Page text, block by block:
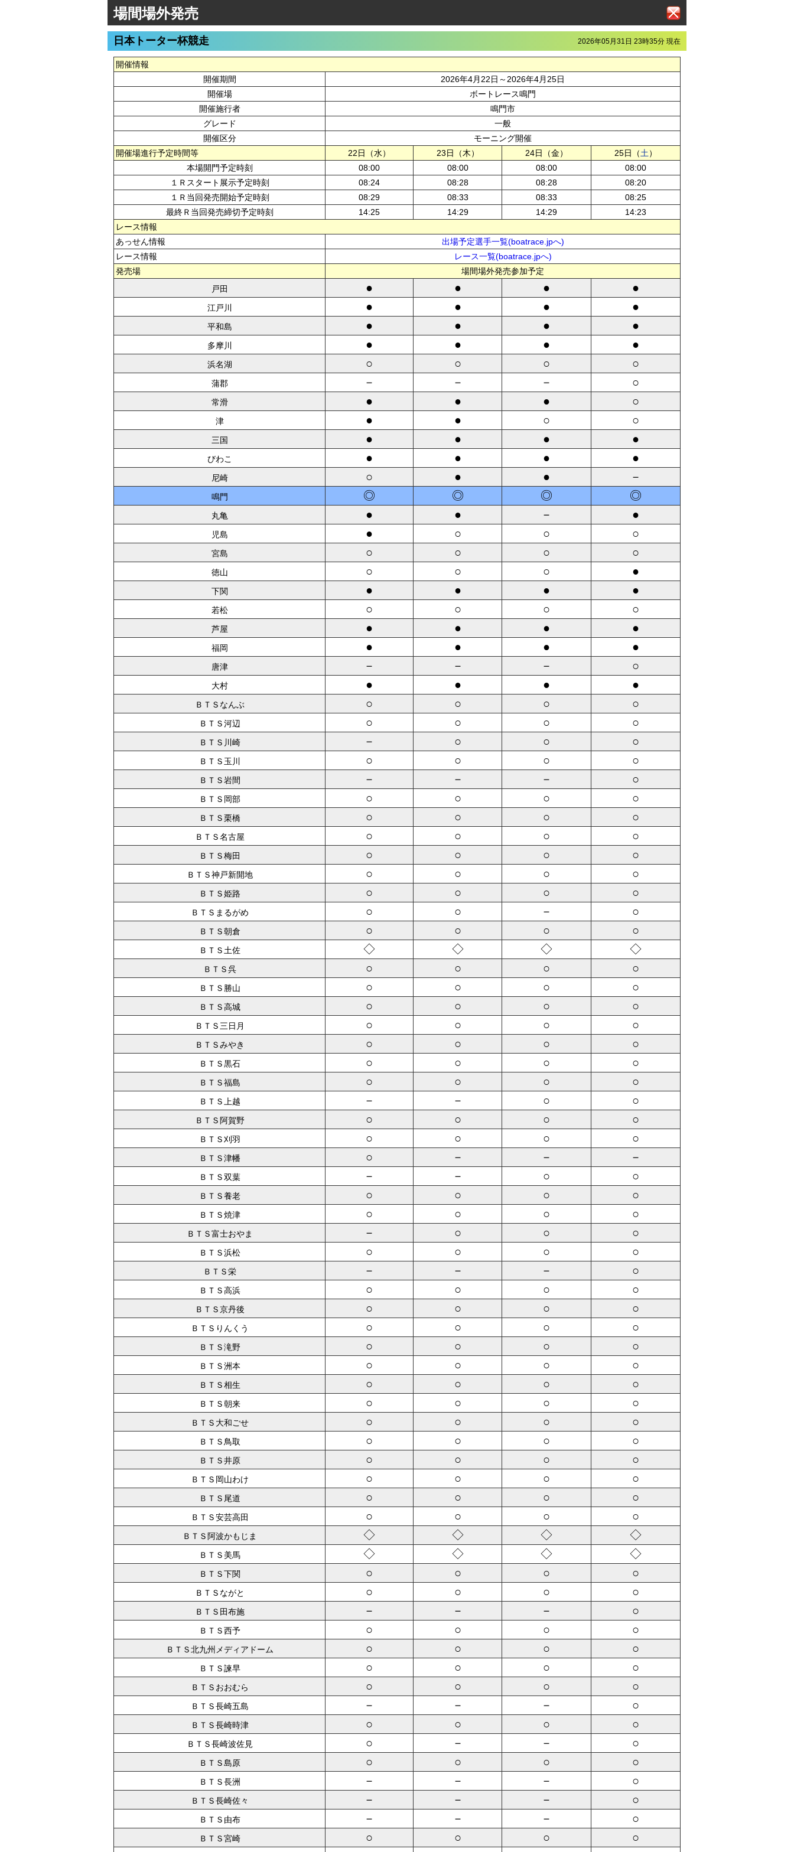
場間場外発売
2026年05月31日 23時35分 現在
日本トーター杯競走
開催情報
開催期間
2026年4月22日～2026年4月25日
開催場
ボートレース鳴門
開催施行者
鳴門市
グレード
一般
開催区分
モーニング開催
開催場進行予定時間等
22日（水） 23日（木） 24日（金） 25日（土）
本場開門予定時刻
08:00 08:00 08:00
08:00
１Ｒスタート展示予定時刻
08:24 08:28 08:28
08:20
１Ｒ当回発売開始予定時刻
08:29 08:33 08:33
08:25
最終Ｒ当回発売締切予定時刻
14:25 14:29 14:29
14:23
レース情報
あっせん情報
出場予定選手一覧(boatrace.jpへ)
レース情報
レース一覧(boatrace.jpへ)
発売場
場間場外発売参加予定
戸田
● ● ● ●
江戸川 ● ● ● ●
平和島 ● ● ● ●
多摩川 ● ● ● ●
浜名湖 ○ ○ ○ ○
蒲郡 － － － ○
常滑 ● ● ● ○
津 ● ● ○ ○
三国 ● ● ● ●
びわこ ● ● ● ●
尼崎 ○ ● ● －
鳴門 ◎ ◎ ◎ ◎
丸亀 ● ● － ●
児島 ● ○ ○ ○
宮島 ○ ○ ○ ○
徳山 ○ ○ ○ ●
下関 ● ● ● ●
若松 ○ ○ ○ ○
芦屋 ● ● ● ●
福岡 ● ● ● ●
唐津 － － － ○
大村 ● ● ● ●
ＢＴＳなんぶ ○ ○ ○ ○
ＢＴＳ河辺 ○ ○ ○ ○
ＢＴＳ川崎 － ○ ○ ○
ＢＴＳ玉川 ○ ○ ○ ○
ＢＴＳ岩間 － － － ○
ＢＴＳ岡部 ○ ○ ○ ○
ＢＴＳ栗橋 ○ ○ ○ ○
ＢＴＳ名古屋 ○ ○ ○ ○
ＢＴＳ梅田 ○ ○ ○ ○
ＢＴＳ神戸新開地 ○ ○ ○ ○
ＢＴＳ姫路 ○ ○ ○ ○
ＢＴＳまるがめ ○ ○ － ○
ＢＴＳ朝倉 ○ ○ ○ ○
ＢＴＳ土佐 ◇ ◇ ◇ ◇
ＢＴＳ呉 ○ ○ ○ ○
ＢＴＳ勝山 ○ ○ ○ ○
ＢＴＳ高城 ○ ○ ○ ○
ＢＴＳ三日月 ○ ○ ○ ○
ＢＴＳみやき ○ ○ ○ ○
ＢＴＳ黒石 ○ ○ ○ ○
ＢＴＳ福島 ○ ○ ○ ○
ＢＴＳ上越 － － ○ ○
ＢＴＳ阿賀野 ○ ○ ○ ○
ＢＴＳ刈羽 ○ ○ ○ ○
ＢＴＳ津幡 ○ － － －
ＢＴＳ双葉 － － ○ ○
ＢＴＳ養老 ○ ○ ○ ○
ＢＴＳ焼津 ○ ○ ○ ○
ＢＴＳ富士おやま － ○ ○ ○
ＢＴＳ浜松 ○ ○ ○ ○
ＢＴＳ栄 － － － ○
ＢＴＳ高浜 ○ ○ ○ ○
ＢＴＳ京丹後 ○ ○ ○ ○
ＢＴＳりんくう ○ ○ ○ ○
ＢＴＳ滝野 ○ ○ ○ ○
ＢＴＳ洲本 ○ ○ ○ ○
ＢＴＳ相生 ○ ○ ○ ○
ＢＴＳ朝来 ○ ○ ○ ○
ＢＴＳ大和ごせ ○ ○ ○ ○
ＢＴＳ鳥取 ○ ○ ○ ○
ＢＴＳ井原 ○ ○ ○ ○
ＢＴＳ岡山わけ ○ ○ ○ ○
ＢＴＳ尾道 ○ ○ ○ ○
ＢＴＳ安芸高田 ○ ○ ○ ○
ＢＴＳ阿波かもじま ◇ ◇ ◇ ◇
ＢＴＳ美馬 ◇ ◇ ◇ ◇
ＢＴＳ下関 ○ ○ ○ ○
ＢＴＳながと ○ ○ ○ ○
ＢＴＳ田布施 － － － ○
ＢＴＳ西予 ○ ○ ○ ○
ＢＴＳ北九州メディアドーム ○ ○ ○ ○
ＢＴＳ諫早 ○ ○ ○ ○
ＢＴＳおおむら ○ ○ ○ ○
ＢＴＳ長崎五島 － － － ○
ＢＴＳ長崎時津 ○ ○ ○ ○
ＢＴＳ長崎波佐見 ○ － － ○
ＢＴＳ島原 ○ ○ ○ ○
ＢＴＳ長洲 － － － ○
ＢＴＳ長崎佐々 － － － ○
ＢＴＳ由布 － － － ○
ＢＴＳ宮崎 ○ ○ ○
○